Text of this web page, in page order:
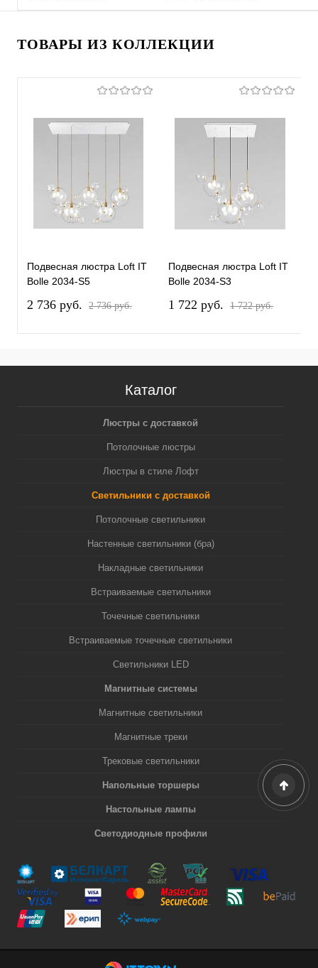
ТОВАРЫ ИЗ КОЛЛЕКЦИИ
Подвесная люстра Loft IT
Bolle 2034-S5
2 736 pуб. 2 736 pуб.
Подвесная люстра Loft IT
Bolle 2034-S3
1 722 pуб. 1 722 pуб.
Каталог
Люстры с доставкой
Потолочные люстры
Люстры в стиле Лофт
Светильники с доставкой
Потолочные светильники
Настенные светильники (бра)
Накладные светильники
Встраиваемые светильники
Точечные светильники
Встраиваемые точечные светильники
Светильники LED
Магнитные системы
Магнитные светильники
Магнитные треки
Трековые светильники
Напольные торшеры
Настольные лампы
Светодиодные профили